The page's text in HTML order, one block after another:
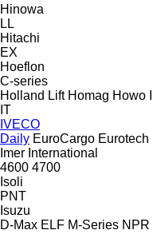
Hinowa
LL
Hitachi
EX
Hoeflon
C-series
Holland Lift Homag Howo
IT
IVECO
Daily EuroCargo Eurotech
Imer International
4600 4700
Isoli
PNT
Isuzu
D-Max ELF M-Series NPR